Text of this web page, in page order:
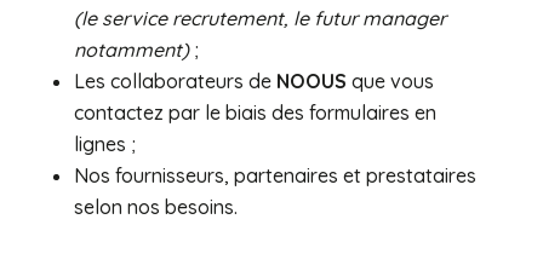
(le service recrutement, le futur manager
notamment) ;
Les collaborateurs de NOOUS que vous
contactez par le biais des formulaires en
lignes ;
Nos fournisseurs, partenaires et prestataires
selon nos besoins.